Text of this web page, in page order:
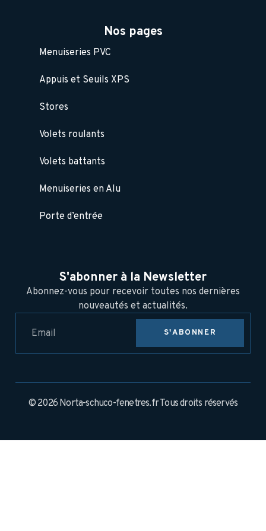
Nos pages
Menuiseries PVC
Appuis et Seuils XPS
Stores
Volets roulants
Volets battants
Menuiseries en Alu
Porte d’entrée
S'abonner à la Newsletter
Abonnez-vous pour recevoir toutes nos dernières
nouveautés et actualités.
S'ABONNER
© 2026 Norta-schuco-fenetres.fr Tous droits réservés